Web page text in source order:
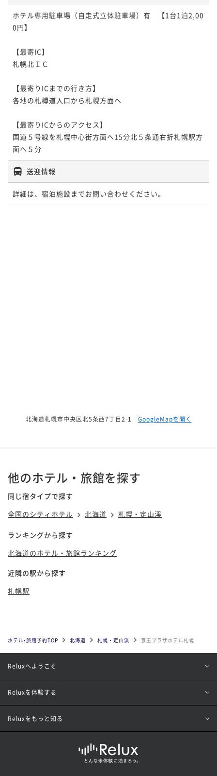
ホテル専用駐車場（自走式立体駐車場）有　【1台1泊2,00
0円】
【最寄IC】
札幌北ＩＣ
【最寄りICまでの行き方】
各地の札樽道入口から札幌方面へ
【最寄りICからのアクセス】
国道５号線を札幌中心街方面へ15分北５条通右折札幌駅方
面へ５分
送迎情報
詳細は、宿泊施設までお問い合わせください。
北海道札幌市中央区北5条西7丁目2-1 GoogleMapを開く
他のホテル・旅館を探す
同じ宿タイプで探す
全国のシティホテル
北海道 札幌・定山渓
ランキングから探す
北海道のホテル・旅館ランキング
近隣の駅から探す
札幌駅
ホテル•旅館予約TOP 北海道 札幌・定山渓 京王プラザホテル札幌
Reluxへようこそ
Reluxを体験する
Reluxをもっと知る